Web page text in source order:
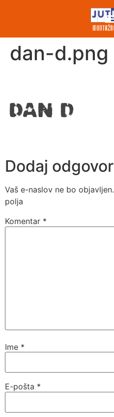
dan-d.png
Dodaj odgovor
Vaš e-naslov ne bo objavljen.
polja
Komentar *
Ime *
E-pošta *